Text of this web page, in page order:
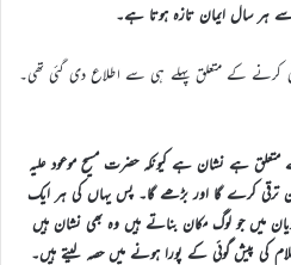
ہر سال ایمان تازہ ہوتا ہے۔
کے متعلق پہلے ہی سے اطلاع دی گئی تھی۔
متعلق ہے نشان ہے کیونکہ حضرت مسیح موعود علیہ
ترقی کرے گا اور بڑھے گا۔ پس یہاں کی ہر ایک
میں جو لوگ مکان بناتے ہیں وہ بھی نشان ہیں
کی پیش گوئی کے پورا ہونے میں حصہ لیتے ہیں۔